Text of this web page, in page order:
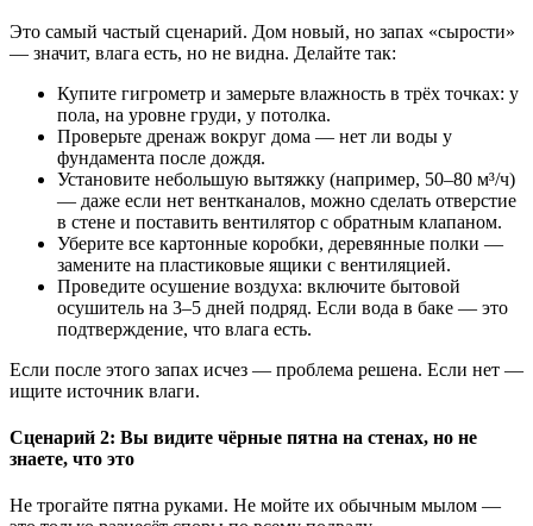
Это самый частый сценарий. Дом новый, но запах «сырости»
— значит, влага есть, но не видна. Делайте так:
Купите гигрометр и замерьте влажность в трёх точках: у
пола, на уровне груди, у потолка.
Проверьте дренаж вокруг дома — нет ли воды у
фундамента после дождя.
Установите небольшую вытяжку (например, 50–80 м³/ч)
— даже если нет вентканалов, можно сделать отверстие
в стене и поставить вентилятор с обратным клапаном.
Уберите все картонные коробки, деревянные полки —
замените на пластиковые ящики с вентиляцией.
Проведите осушение воздуха: включите бытовой
осушитель на 3–5 дней подряд. Если вода в баке — это
подтверждение, что влага есть.
Если после этого запах исчез — проблема решена. Если нет —
ищите источник влаги.
Сценарий 2: Вы видите чёрные пятна на стенах, но не
знаете, что это
Не трогайте пятна руками. Не мойте их обычным мылом —